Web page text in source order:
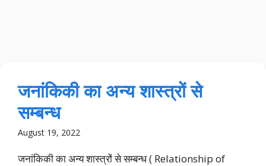
जनांकिकी का अन्य शास्त्रों से
सम्बन्ध
August 19, 2022
जनांकिकी का अन्य शास्त्रों से सम्बन्ध ( Relationship of